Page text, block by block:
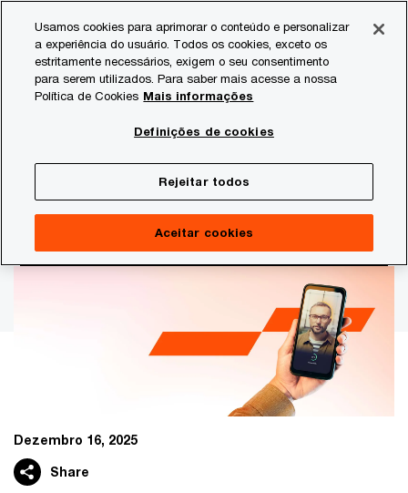
content
footer
Análises, dados e pesquisa
Ameaças cibernéticas: lições de
2024 para se posicionar
estrategicamente
Dezembro 16, 2025
Share
Usamos cookies para aprimorar o conteúdo e personalizar
a experiência do usuário. Todos os cookies, exceto os
estritamente necessários, exigem o seu consentimento
para serem utilizados. Para saber mais acesse a nossa
Política de Cookies Mais informações
Definições de cookies
Rejeitar todos
Aceitar cookies